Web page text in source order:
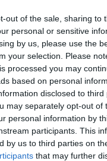
out of the sale, sharing to
personal or sensitive
by us, please use the
your selection. Please
processed you may
based on personal
disclosed to
may separately opt-out of
personal information by
participants. This
by us to third parties on
that may further
Ζαχάρω αν και
διάστημα που
με την ίδια
αποφασισμένος